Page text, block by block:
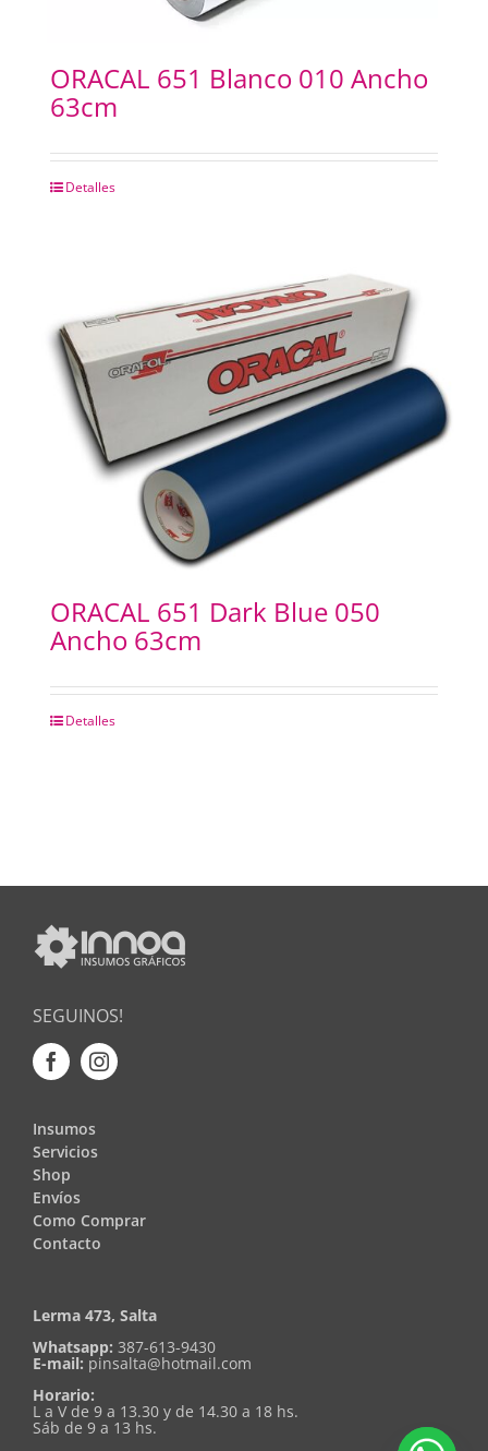
ORACAL 651 Blanco 010 Ancho
63cm
Detalles
ORACAL 651 Dark Blue 050
Ancho 63cm
Detalles
SEGUINOS!
Insumos
Servicios
Shop
Envíos
Como Comprar
Contacto
Lerma 473, Salta
Whatsapp: 387-613-9430
E-mail: pinsalta@hotmail.com
Horario:
L a V de 9 a 13.30 y de 14.30 a 18 hs.
Sáb de 9 a 13 hs.